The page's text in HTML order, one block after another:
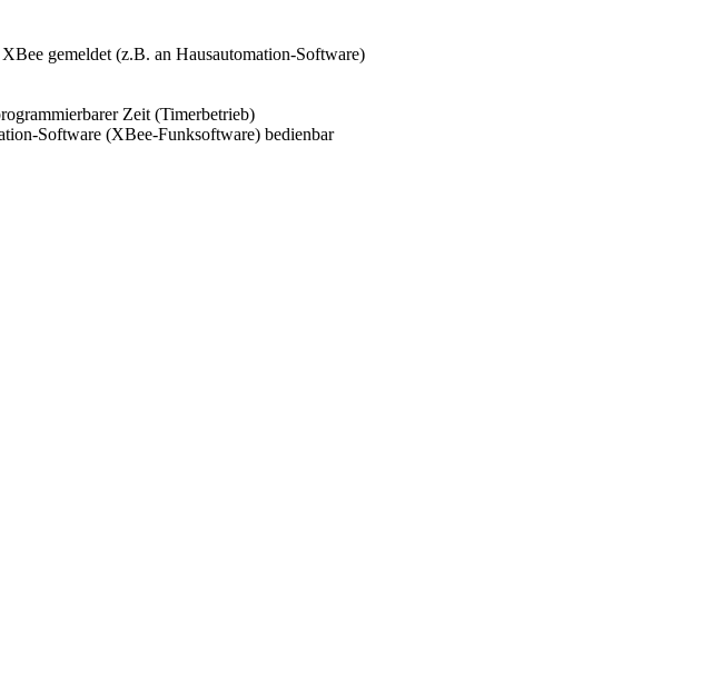
gemeldet (z.B. an Hausautomation-Software)
Zeit (Timerbetrieb)
Software (XBee-Funksoftware) bedienbar